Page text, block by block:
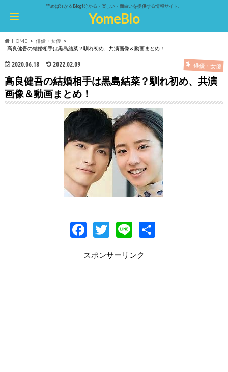
読めば分かるBlog!分かる・楽しい・面白いを提供する情報サイト。
YomeBlo
HOME
俳優・女優
高良健吾の結婚相手は黒島結菜？馴れ初め、共演画像＆動画まとめ！
2020.06.18 2022.02.09 俳優・女優
高良健吾の結婚相手は黒島結菜？馴れ初め、共演
画像＆動画まとめ！
F
e
T
itt
Li
e
共
スポンサーリンク